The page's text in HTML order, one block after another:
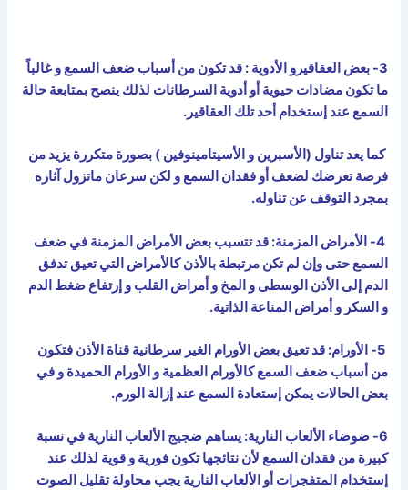
3- بعض العقاقيرو الأدوية : قد تكون من أسباب ضعف السمع و غالباً
ما تكون مضادات حيوية أو أدوية السرطانات لذلك ينصح بمتابعة حالة
السمع عند إستخدام أحد تلك العقاقير.
كما يعد تناول (الأسبرين و الأسيتامينوفين ) بصورة متكررة يزيد من
فرصة تعرضك لضعف أو فقدان السمع و لكن سرعان ماتزول آثاره
بمجرد التوقف عن تناوله.
4- الأمراض المزمنة: قد تتسبب بعض الأمراض المزمنة في ضعف
السمع حتى وإن لم تكن مرتبطة بالأذن كالأمراض التي تعيق تدفق
الدم إلى الأذن الوسطى و المخ و أمراض القلب و إرتفاع ضغط الدم
و السكر و أمراض المناعة الذاتية.
5- الأورام: قد تعيق بعض الأورام الغير سرطانية قناة الأذن فتكون
من أسباب ضعف السمع كالأورام العظمية و الأورام الحميدة و في
بعض الحالات يمكن إستعادة السمع عند إزالة الورم.
6- ضوضاء الألعاب النارية: يساهم ضجيج الألعاب النارية في نسبة
كبيرة من فقدان السمع لأن نتائجها تكون فورية و قوية لذلك عند
إستخدام المتفجرات أو الألعاب النارية يجب محاولة تقليل الصوت